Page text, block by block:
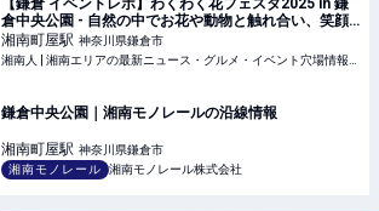
【鎌倉 イベントレポ】わくわく花フェスタ2025 in 鎌
倉中央公園 - 自然の中でお花や動物と触れ合い、笑顔
溢れるイベント！ | 湘南人
湘南町屋駅 神奈川県鎌倉市
鎌倉中央公園｜湘南モノレールの沿線情報
湘南町屋駅 神奈川県鎌倉市
湘南モノレール
湘南モノレール株式会社